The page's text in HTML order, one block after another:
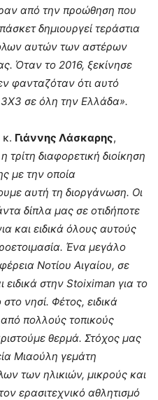
από την προώθηση που
δημιουργεί τεράστια
αυτών των αστέρων
Όταν το 2016, ξεκίνησε
φανταζόταν ότι αυτό
X3 σε όλη την Ελλάδα».
κ. Γιάννης Λάσκαρης,
η τρίτη διαφορετική διοίκηση
με την οποία
αυτή τη διοργάνωση. Οι
δίπλα μας σε οτιδήποτε
και ειδικά όλους αυτούς
Ένα μεγάλο
Νοτίου Αιγαίου, σε
στην Stoiximan για το
νησί. Φέτος, ειδικά
πολλούς τοπικούς
θερμά. Στόχος μας
Μιαούλη γεμάτη
των ηλικιών, μικρούς και
ερασιτεχνικό αθλητισμό